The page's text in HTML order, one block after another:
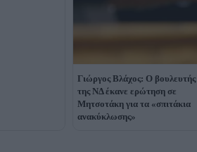
Γιώργος Βλάχος: Ο βουλευτής
της ΝΔ έκανε ερώτηση σε
Μητσοτάκη για τα «σπιτάκια
ανακύκλωσης»